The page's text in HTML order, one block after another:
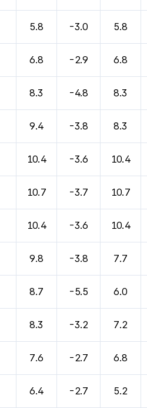
5.8 -3.0 5.8
6.8 -2.9 6.8
8.3 -4.8 8.3
9.4 -3.8 8.3
10.4 -3.6 10.4
10.7 -3.7 10.7
10.4 -3.6 10.4
9.8 -3.8 7.7
8.7 -5.5 6.0
8.3 -3.2 7.2
7.6 -2.7 6.8
6.4 -2.7 5.2